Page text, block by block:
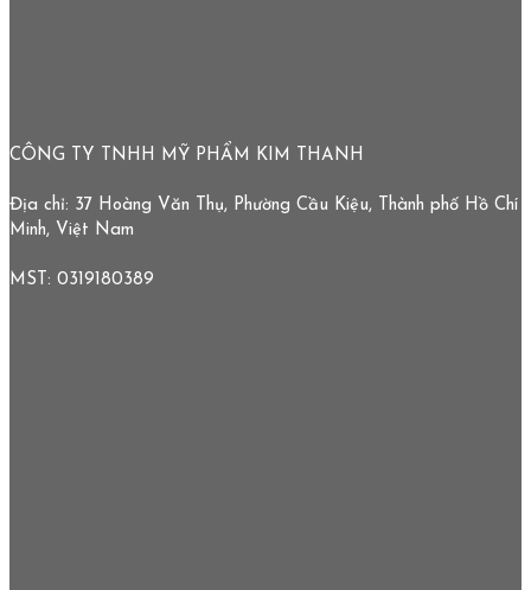
CÔNG TY TNHH MỸ PHẨM KIM THANH
Địa chỉ: 37 Hoàng Văn Thụ, Phường Cầu Kiệu, Thành phố Hồ Chí
Minh, Việt Nam
MST: 0319180389